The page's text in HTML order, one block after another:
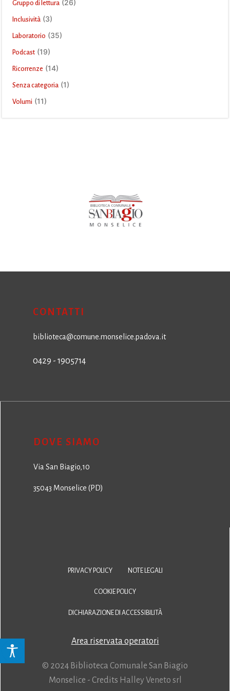
Gruppo di lettura (26)
Inclusività (3)
Laboratorio (35)
Podcast (19)
Ricorrenze (14)
Senza categoria (1)
Volumi (11)
CONTATTI
biblioteca@comune.monselice.padova.it
0429 - 1905714
DOVE SIAMO
Via San Biagio,10
35043 Monselice (PD)
PRIVACY POLICY NOTE LEGALI
COOKIE POLICY
DICHIARAZIONE DI ACCESSIBILITÀ
Area riservata operatori
© 2024 Biblioteca Comunale San Biagio
Monselice - Credits Halley Veneto srl